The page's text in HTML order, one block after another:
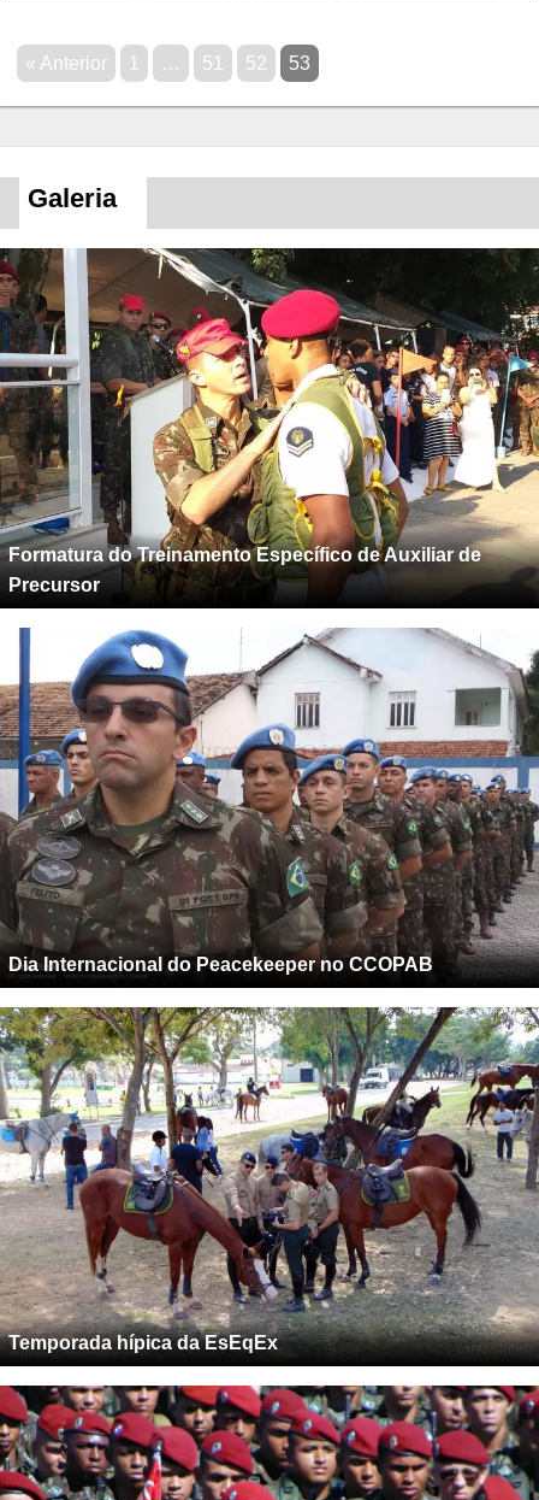
« Anterior 1 … 51 52 53
Galeria
Formatura do Treinamento Específico de Auxiliar de
Precursor
Dia Internacional do Peacekeeper no CCOPAB
Temporada hípica da EsEqEx